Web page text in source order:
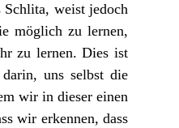
weist jedoch
möglich zu lernen,
zu lernen. Dies ist
uns selbst die
wir in dieser einen
wir erkennen, dass